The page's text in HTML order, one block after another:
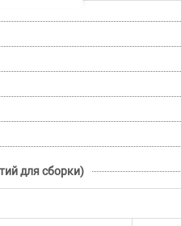
для сборки)